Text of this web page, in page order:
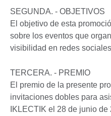
SEGUNDA. - OBJETIVOS
El objetivo de esta
sobre los eventos que
visibilidad en redes
TERCERA. - PREMIO
El premio de la presente
invitaciones dobles para
IKLECTIK el 28 de junio